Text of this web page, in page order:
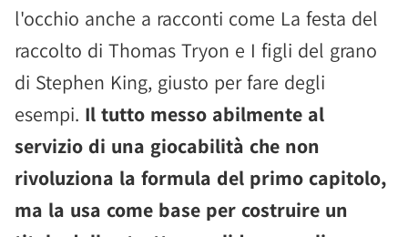
l'occhio anche a racconti come La festa del
raccolto di Thomas Tryon e I figli del grano
di Stephen King, giusto per fare degli
esempi. Il tutto messo abilmente al
servizio di una giocabilità che non
rivoluziona la formula del primo capitolo,
ma la usa come base per costruire un